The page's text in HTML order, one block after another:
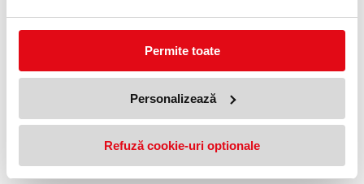
Permite toate
Personalizează
Refuză cookie-uri optionale
Pictura Pe Numere - Cal
Pictura pe numere portret calut
29,65 lei